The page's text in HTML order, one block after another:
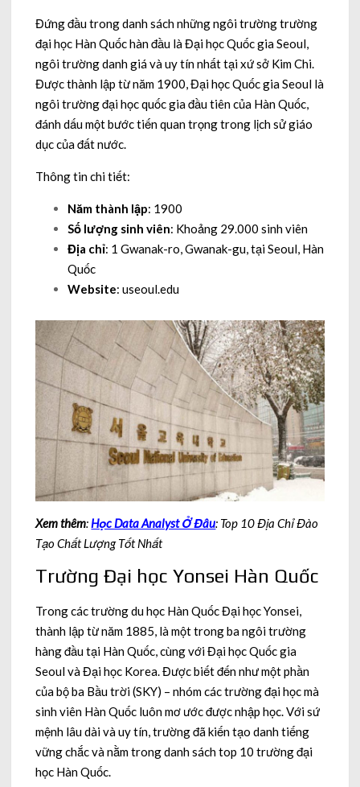
Đứng đầu trong danh sách những ngôi trường trường
đại học Hàn Quốc hàn đầu là Đại học Quốc gia Seoul,
ngôi trường danh giá và uy tín nhất tại xứ sở Kim Chi.
Được thành lập từ năm 1900, Đại học Quốc gia Seoul là
ngôi trường đại học quốc gia đầu tiên của Hàn Quốc,
đánh dấu một bước tiến quan trọng trong lịch sử giáo
dục của đất nước.
Thông tin chi tiết:
Năm thành lập: 1900
Số lượng sinh viên: Khoảng 29.000 sinh viên
Địa chỉ: 1 Gwanak-ro, Gwanak-gu, tại Seoul, Hàn
Quốc
Website: useoul.edu
Xem thêm: Học Data Analyst Ở Đâu: Top 10 Địa Chỉ Đào
Tạo Chất Lượng Tốt Nhất
Trường Đại học Yonsei Hàn Quốc
Trong các trường du học Hàn Quốc Đại học Yonsei,
thành lập từ năm 1885, là một trong ba ngôi trường
hàng đầu tại Hàn Quốc, cùng với Đại học Quốc gia
Seoul và Đại học Korea. Được biết đến như một phần
của bộ ba Bầu trời (SKY) – nhóm các trường đại học mà
sinh viên Hàn Quốc luôn mơ ước được nhập học. Với sứ
mệnh lâu dài và uy tín, trường đã kiến tạo danh tiếng
vững chắc và nằm trong danh sách top 10 trường đại
học Hàn Quốc.